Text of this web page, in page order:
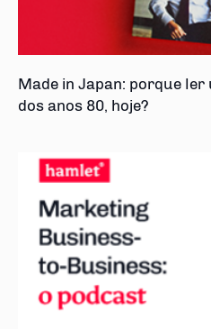
Made in Japan: porque
dos anos 80, hoje?